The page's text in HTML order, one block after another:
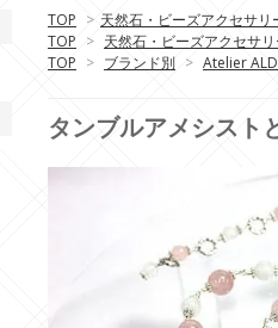
TOP > 天然石・ビーズアクセサリ
TOP > 天然石・ビーズアクセサ
TOP > ブランド別 > Atelier ALD
タンブルアメシスト